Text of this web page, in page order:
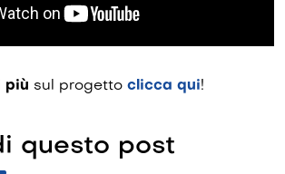
più sul progetto clicca qui!
questo post